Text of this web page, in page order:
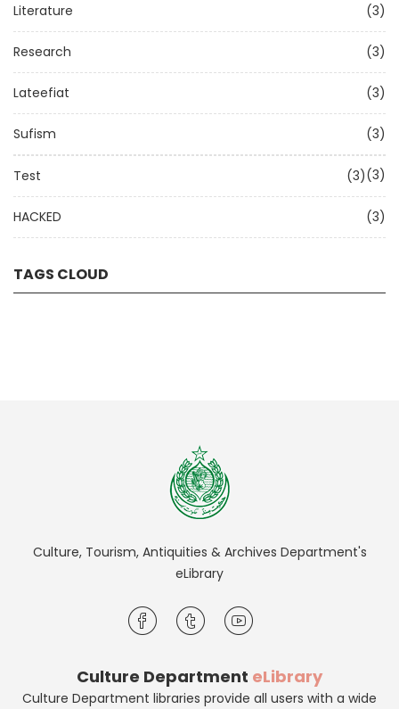
Literature (3)
Research (3)
Lateefiat (3)
Sufism (3)
(3)
Test (3)
HACKED (3)
TAGS CLOUD
Culture, Tourism, Antiquities & Archives Department's
eLibrary
Culture Department eLibrary
Culture Department libraries provide all users with a wide